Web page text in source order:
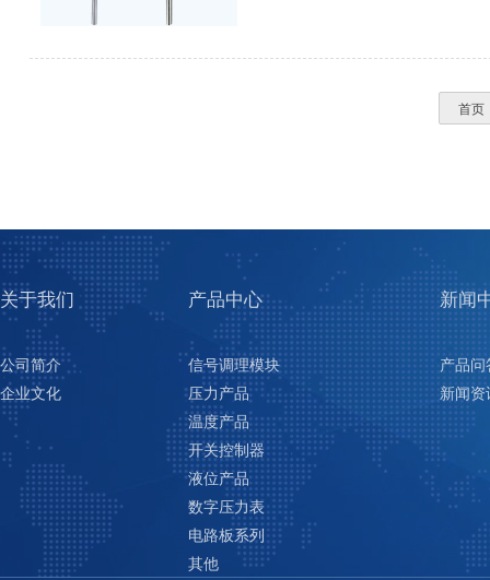
首页
关于我们
公司简介
企业文化
产品中心
信号调理模块
压力产品
温度产品
开关控制器
液位产品
数字压力表
电路板系列
其他
新闻
产品问
新闻资